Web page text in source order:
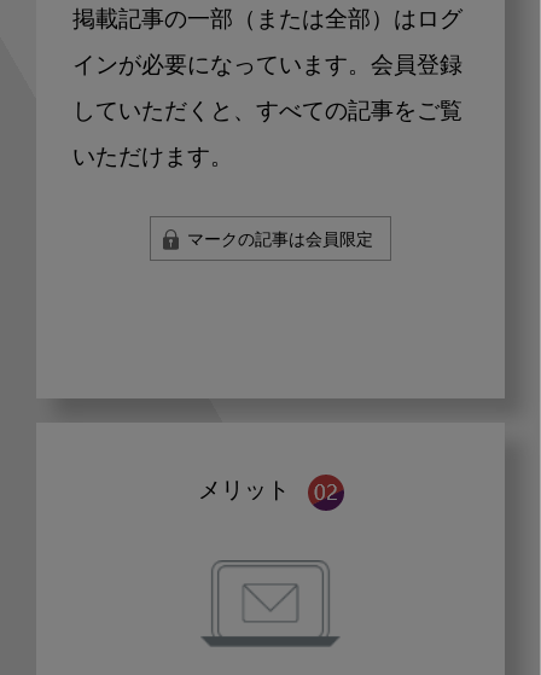
掲載記事の一部（または全部）はログ
インが必要になっています。会員登録
していただくと、すべての記事をご覧
いただけます。
マークの記事は会員限定
メリット